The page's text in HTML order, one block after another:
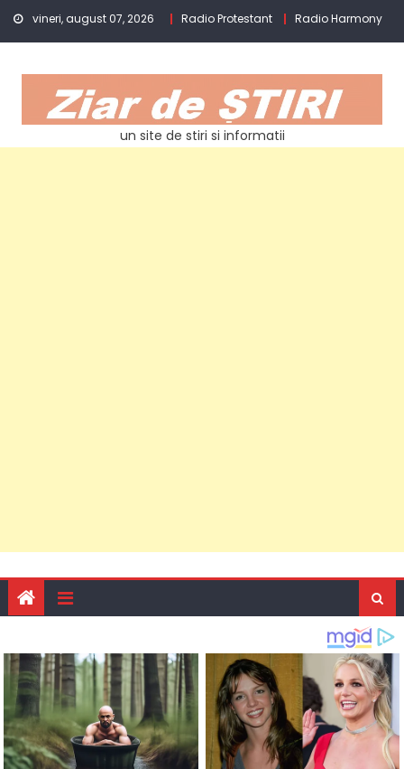
Skip
vineri, august 07, 2026 Radio Protestant Radio Harmony
un site de stiri si informatii